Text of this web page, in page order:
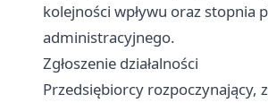
kolejności wpływu oraz stopnia
administracyjnego.
Zgłoszenie działalności
Przedsiębiorcy rozpoczynający,